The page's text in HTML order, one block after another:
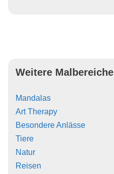
Weitere Malbereiche
Mandalas
Art Therapy
Besondere Anlässe
Tiere
Natur
Reisen